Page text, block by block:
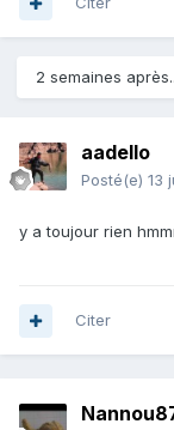
2 semaines
aadello
Posté(e) 13
y a toujour rien
Citer